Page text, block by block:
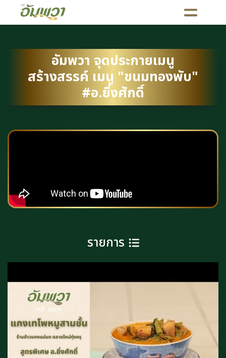
อัมพวา จุดประกายเมนู
สร้างสรรค์ เมนู "ขนมทองพับ"
#อ.ยิ่งศักดิ์
รายการ